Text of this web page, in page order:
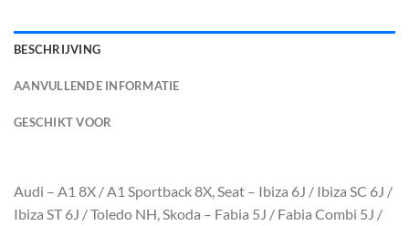
BESCHRIJVING
AANVULLENDE INFORMATIE
GESCHIKT VOOR
Audi – A1 8X / A1 Sportback 8X, Seat – Ibiza 6J / Ibiza SC 6J /
Ibiza ST 6J / Toledo NH, Skoda – Fabia 5J / Fabia Combi 5J /